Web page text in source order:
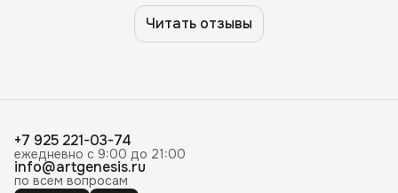
Читать отзывы
+7 925 221-03-74
ежедневно с 9:00 до 21:00
info@artgenesis.ru
по всем вопросам